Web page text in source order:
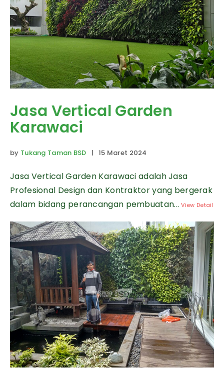
Jasa Vertical Garden
Karawaci
by Tukang Taman BSD | 15 Maret 2024
Jasa Vertical Garden Karawaci adalah Jasa
Profesional Design dan Kontraktor yang bergerak
dalam bidang perancangan pembuatan...View Detail